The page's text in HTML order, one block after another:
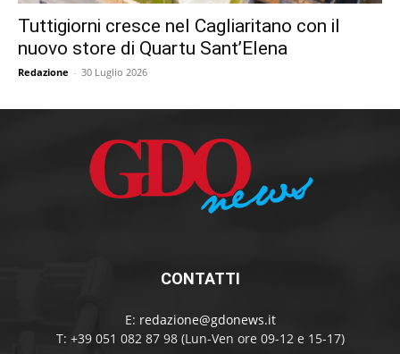
Tuttigiorni cresce nel Cagliaritano con il
nuovo store di Quartu Sant’Elena
Redazione - 30 Luglio 2026
CONTATTI
E: redazione@gdonews.it
T: +39 051 082 87 98 (Lun-Ven ore 09-12 e 15-17)